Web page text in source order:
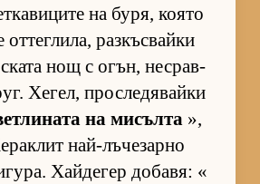
на бу­ря, ко­ято
от­тег­ли­ла, раз­къс­вайки
нощ с огън, нес­рав­
Хе­гел, прос­ле­дя­вайки
на ми­сълта »,
най-лъ­че­зарно
Хай­де­гер до­ба­вя: «